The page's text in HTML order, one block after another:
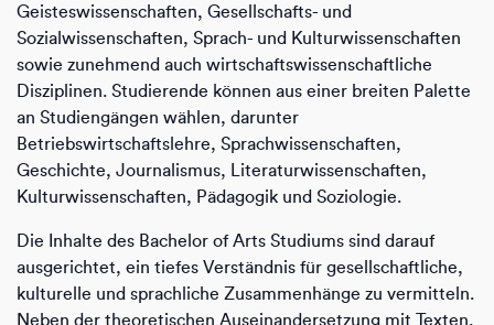
Geisteswissenschaften, Gesellschafts- und
Sozialwissenschaften, Sprach- und Kulturwissenschaften
sowie zunehmend auch wirtschaftswissenschaftliche
Disziplinen. Studierende können aus einer breiten Palette
an Studiengängen wählen, darunter
Betriebswirtschaftslehre, Sprachwissenschaften,
Geschichte, Journalismus, Literaturwissenschaften,
Kulturwissenschaften, Pädagogik und Soziologie.
Die Inhalte des Bachelor of Arts Studiums sind darauf
ausgerichtet, ein tiefes Verständnis für gesellschaftliche,
kulturelle und sprachliche Zusammenhänge zu vermitteln.
Neben der theoretischen Auseinandersetzung mit Texten,